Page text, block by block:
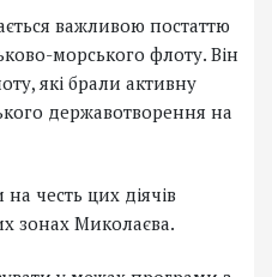
важливою постаттю
морського флоту. Він
які брали активну
державотворення на
честь цих діячів
зонах Миколаєва.